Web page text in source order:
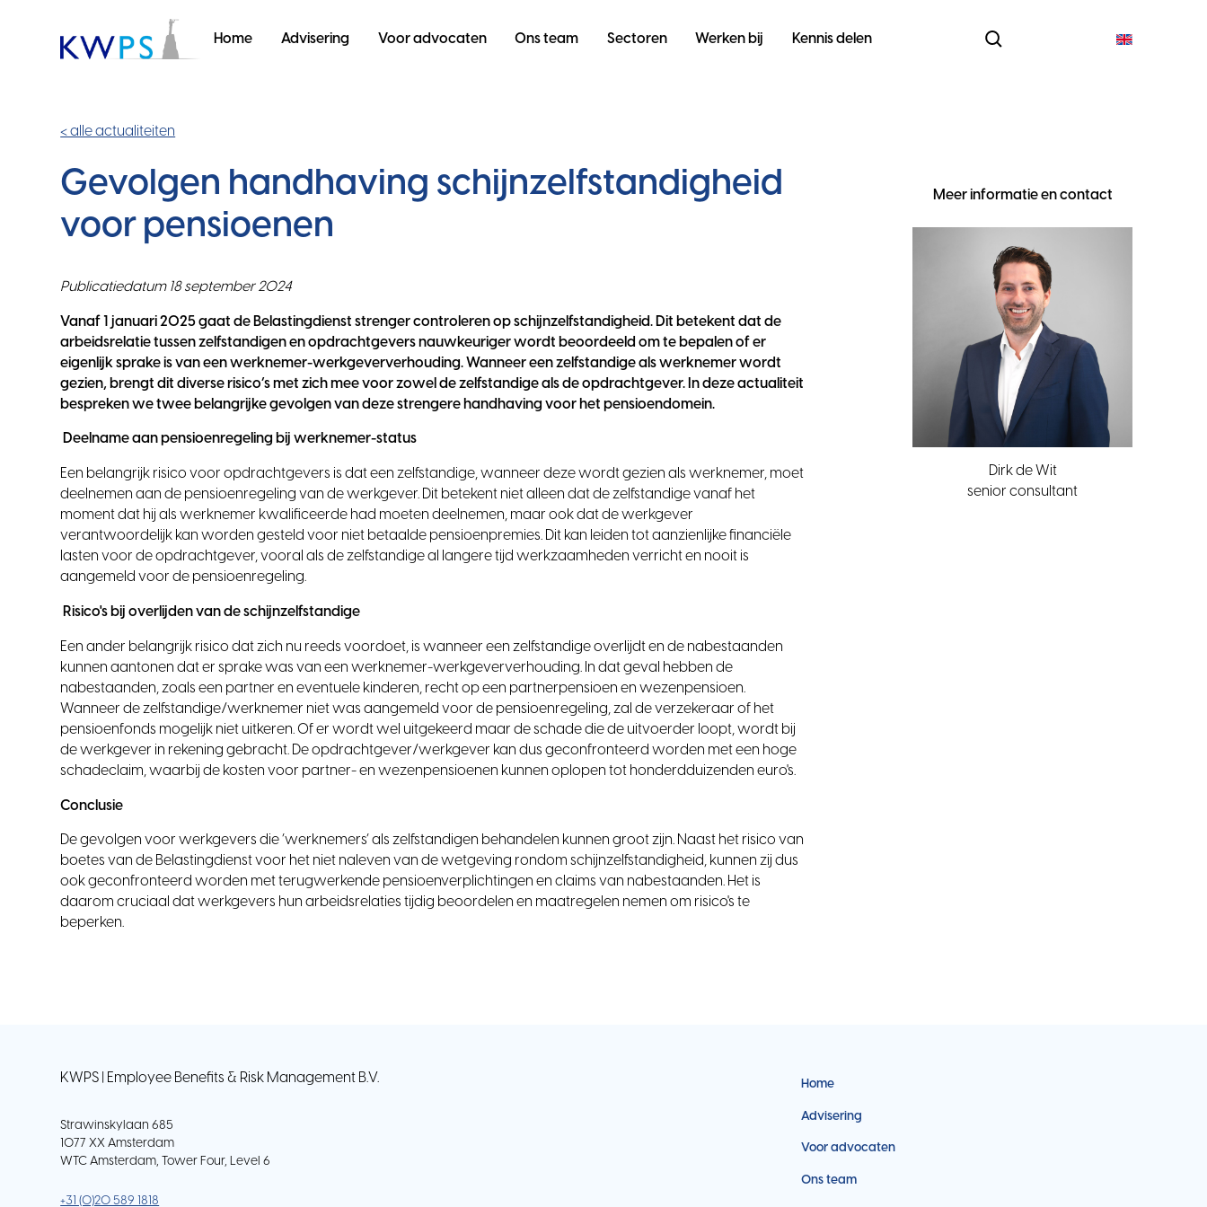
Home Advisering Voor advocaten Ons team Sectoren Werken bij Kennis delen
< alle actualiteiten
Gevolgen handhaving schijnzelfstandigheid
voor pensioenen
Publicatiedatum 18 september 2024
Vanaf 1 januari 2025 gaat de Belastingdienst strenger controleren op schijnzelfstandigheid. Dit betekent dat de
arbeidsrelatie tussen zelfstandigen en opdrachtgevers nauwkeuriger wordt beoordeeld om te bepalen of er
eigenlijk sprake is van een werknemer-werkgeververhouding. Wanneer een zelfstandige als werknemer wordt
gezien, brengt dit diverse risico’s met zich mee voor zowel de zelfstandige als de opdrachtgever. In deze actualiteit
bespreken we twee belangrijke gevolgen van deze strengere handhaving voor het pensioendomein.
Deelname aan pensioenregeling bij werknemer-status
Een belangrijk risico voor opdrachtgevers is dat een zelfstandige, wanneer deze wordt gezien als werknemer, moet
deelnemen aan de pensioenregeling van de werkgever. Dit betekent niet alleen dat de zelfstandige vanaf het
moment dat hij als werknemer kwalificeerde had moeten deelnemen, maar ook dat de werkgever
verantwoordelijk kan worden gesteld voor niet betaalde pensioenpremies. Dit kan leiden tot aanzienlijke financiële
lasten voor de opdrachtgever, vooral als de zelfstandige al langere tijd werkzaamheden verricht en nooit is
aangemeld voor de pensioenregeling.
Risico's bij overlijden van de schijnzelfstandige
Een ander belangrijk risico dat zich nu reeds voordoet, is wanneer een zelfstandige overlijdt en de nabestaanden
kunnen aantonen dat er sprake was van een werknemer-werkgeververhouding. In dat geval hebben de
nabestaanden, zoals een partner en eventuele kinderen, recht op een partnerpensioen en wezenpensioen.
Wanneer de zelfstandige/werknemer niet was aangemeld voor de pensioenregeling, zal de verzekeraar of het
pensioenfonds mogelijk niet uitkeren. Of er wordt wel uitgekeerd maar de schade die de uitvoerder loopt, wordt bij
de werkgever in rekening gebracht. De opdrachtgever/werkgever kan dus geconfronteerd worden met een hoge
schadeclaim, waarbij de kosten voor partner- en wezenpensioenen kunnen oplopen tot honderdduizenden euro's.
Conclusie
De gevolgen voor werkgevers die ‘werknemers’ als zelfstandigen behandelen kunnen groot zijn. Naast het risico van
boetes van de Belastingdienst voor het niet naleven van de wetgeving rondom schijnzelfstandigheid, kunnen zij dus
ook geconfronteerd worden met terugwerkende pensioenverplichtingen en claims van nabestaanden. Het is
daarom cruciaal dat werkgevers hun arbeidsrelaties tijdig beoordelen en maatregelen nemen om risico's te
beperken.
Meer informatie en contact
Dirk de Wit
senior consultant
KWPS | Employee Benefits & Risk Management B.V.
Strawinskylaan 685
1077 XX Amsterdam
WTC Amsterdam, Tower Four, Level 6
+31 (0)20 589 1818
Home
Advisering
Voor advocaten
Ons team